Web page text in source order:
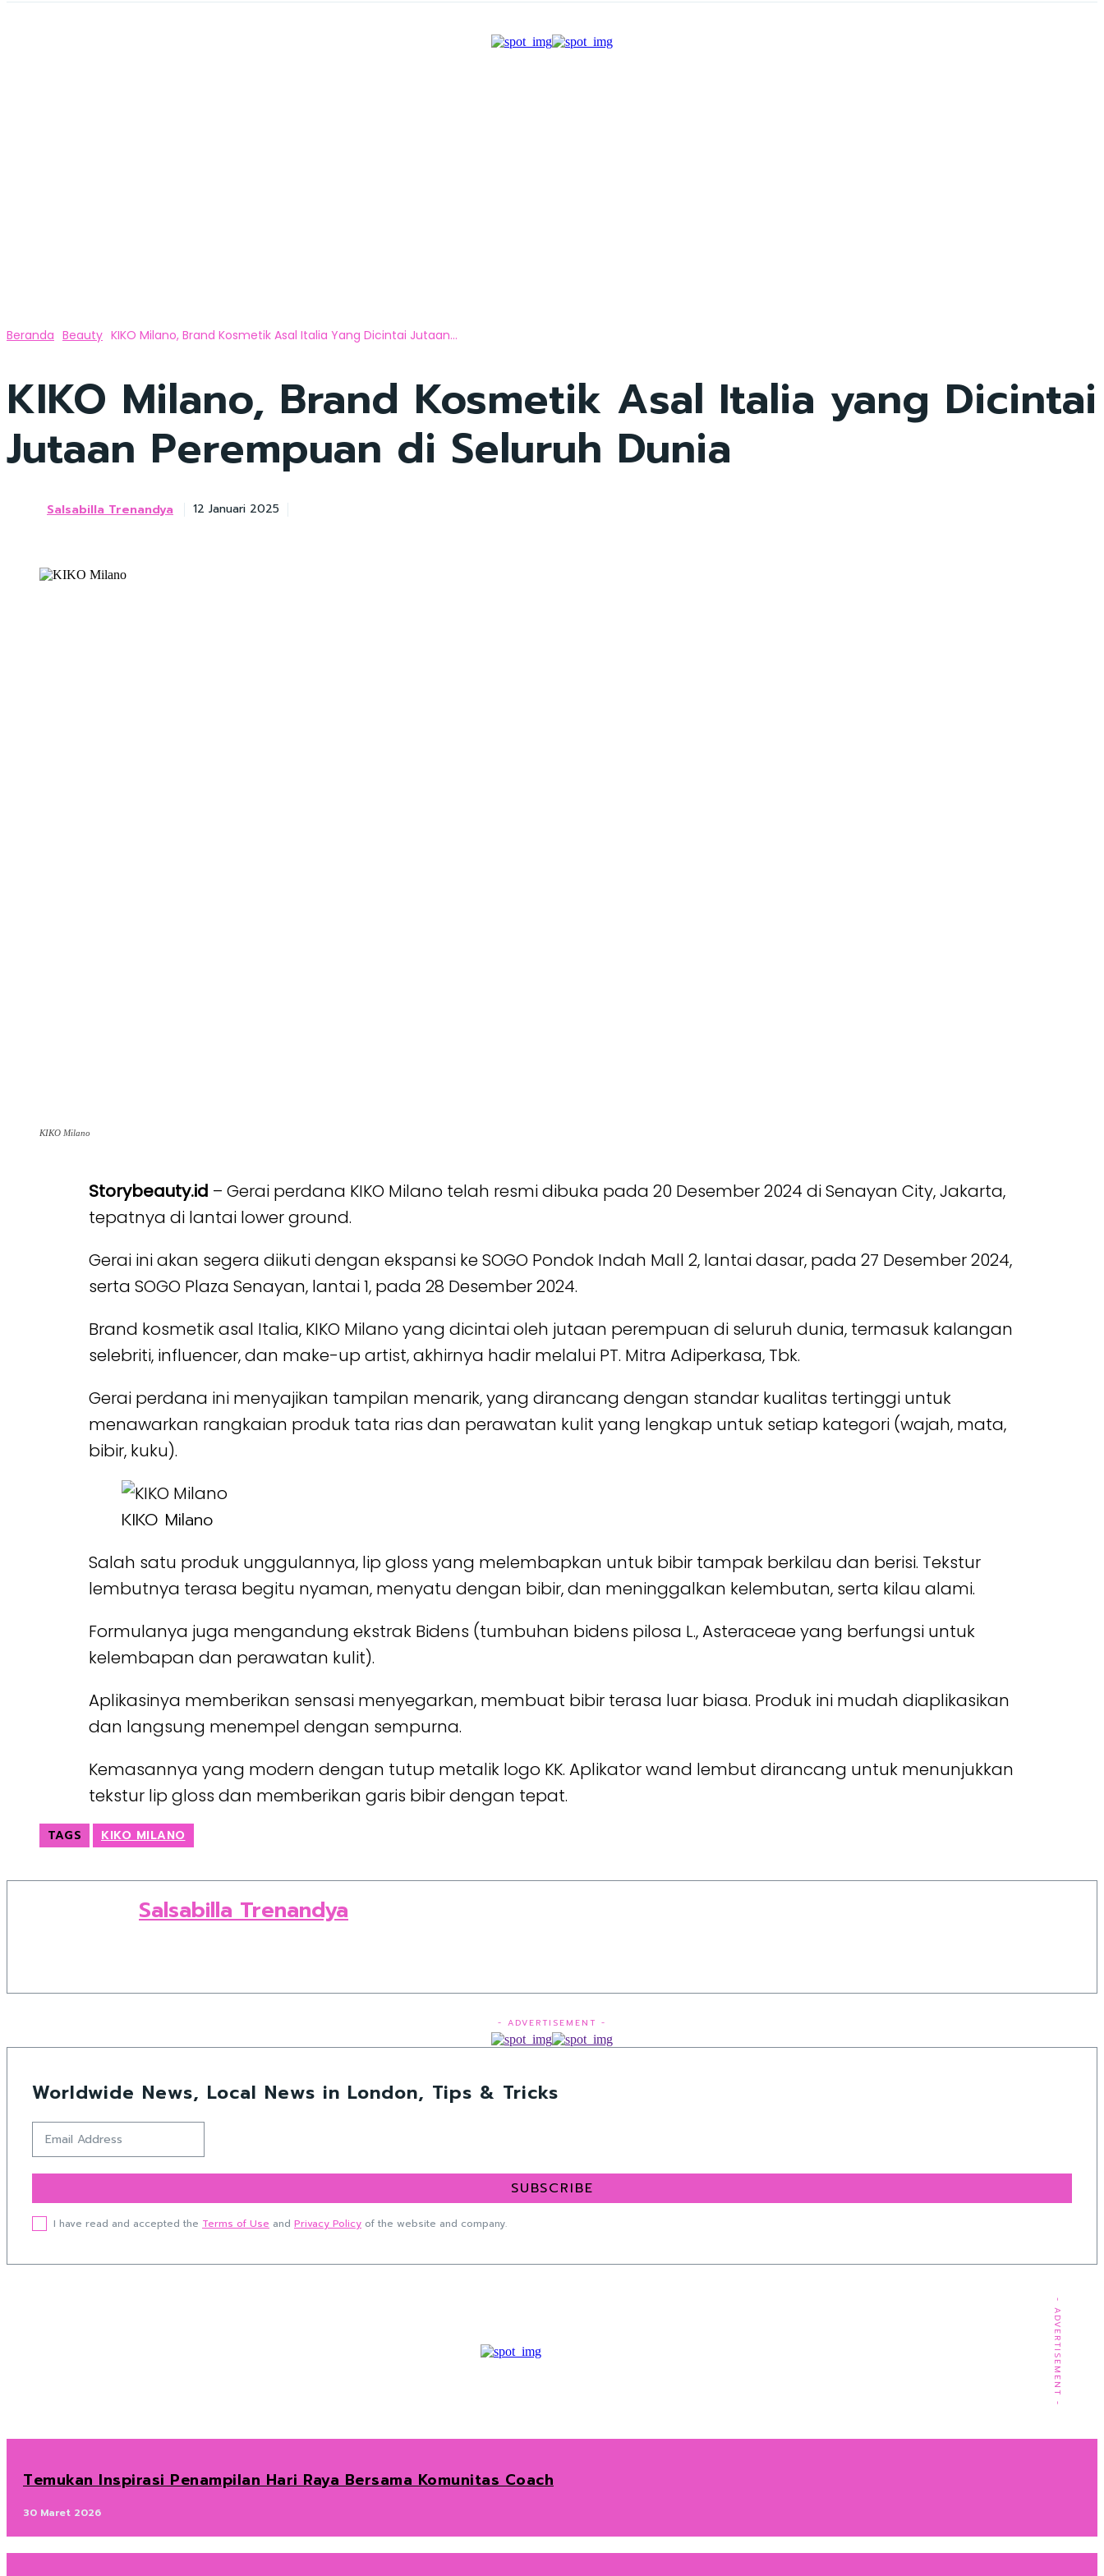
Beranda Beauty KIKO Milano, Brand Kosmetik Asal Italia Yang Dicintai Jutaan...
KIKO Milano, Brand Kosmetik Asal Italia yang Dicintai
Jutaan Perempuan di Seluruh Dunia
Salsabilla Trenandya 12 Januari 2025
KIKO Milano
Storybeauty.id – Gerai perdana KIKO Milano telah resmi dibuka pada 20 Desember 2024 di Senayan City, Jakarta,
tepatnya di lantai lower ground.
Gerai ini akan segera diikuti dengan ekspansi ke SOGO Pondok Indah Mall 2, lantai dasar, pada 27 Desember 2024,
serta SOGO Plaza Senayan, lantai 1, pada 28 Desember 2024.
Brand kosmetik asal Italia, KIKO Milano yang dicintai oleh jutaan perempuan di seluruh dunia, termasuk kalangan
selebriti, influencer, dan make-up artist, akhirnya hadir melalui PT. Mitra Adiperkasa, Tbk.
Gerai perdana ini menyajikan tampilan menarik, yang dirancang dengan standar kualitas tertinggi untuk
menawarkan rangkaian produk tata rias dan perawatan kulit yang lengkap untuk setiap kategori (wajah, mata,
bibir, kuku).
KIKO Milano
Salah satu produk unggulannya, lip gloss yang melembapkan untuk bibir tampak berkilau dan berisi. Tekstur
lembutnya terasa begitu nyaman, menyatu dengan bibir, dan meninggalkan kelembutan, serta kilau alami.
Formulanya juga mengandung ekstrak Bidens (tumbuhan bidens pilosa L., Asteraceae yang berfungsi untuk
kelembapan dan perawatan kulit).
Aplikasinya memberikan sensasi menyegarkan, membuat bibir terasa luar biasa. Produk ini mudah diaplikasikan
dan langsung menempel dengan sempurna.
Kemasannya yang modern dengan tutup metalik logo KK. Aplikator wand lembut dirancang untuk menunjukkan
tekstur lip gloss dan memberikan garis bibir dengan tepat.
TAGS KIKO MILANO
Salsabilla Trenandya
- ADVERTISEMENT -
Worldwide News, Local News in London, Tips & Tricks
SUBSCRIBE
I have read and accepted the Terms of Use and Privacy Policy of the website and company.
- ADVERTISEMENT -
Temukan Inspirasi Penampilan Hari Raya Bersama Komunitas Coach
30 Maret 2026